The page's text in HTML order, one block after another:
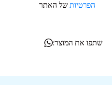
הפרטיותשל האתר
שתפו את המוצר: